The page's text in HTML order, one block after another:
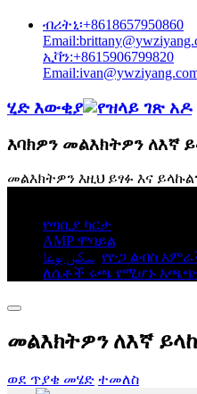
ብሪትኒ፡+8618657950860
ኢቫን:+8615906799820
ሂድ እውቂያ
እባክዎን መልእክትዎን ለእኛ
መልእክትዎን እዚህ ይፃፉ እና
የጣቢያ ካርታ
AMP ሞባይል
سكس يوغا የዮጋ ልብስ
ለሴቶች ሩጫ የሚሆኑ
መልእክትዎን ለእኛ
ወደ ጥያቄ መሄድ ተመለስ